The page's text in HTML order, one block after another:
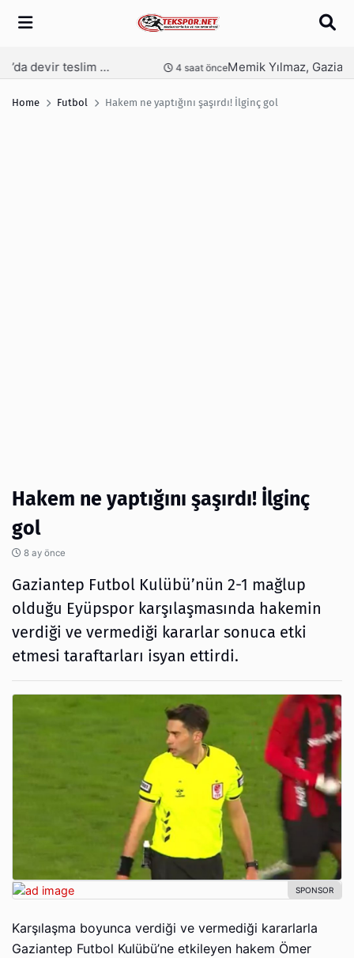
Arama
Memik Yılmaz, Gaziantep FK için kesenin ağzını açtı 8 saat önce
Home Futbol Hakem ne yaptığını şaşırdı! İlginç gol
Hakem ne yaptığını şaşırdı! İlginç
gol
8 ay önce
Gaziantep Futbol Kulübü’nün 2-1 mağlup
olduğu Eyüpspor karşılaşmasında hakemin
verdiği ve vermediği kararlar sonuca etki
etmesi taraftarları isyan ettirdi.
Karşılaşma boyunca verdiği ve vermediği kararlarla
Gaziantep Futbol Kulübü’ne etkileyen hakem Ömer